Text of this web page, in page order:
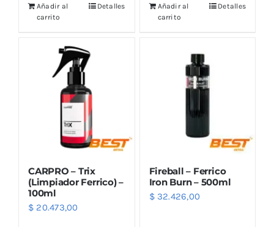
Añadir al
carrito
Detalles
Añadir al
carrito
Detalles
CARPRO – Trix
(Limpiador Ferrico) –
100ml
$ 20.473,00
Fireball – Ferrico
Iron Burn – 500ml
$32.426,00